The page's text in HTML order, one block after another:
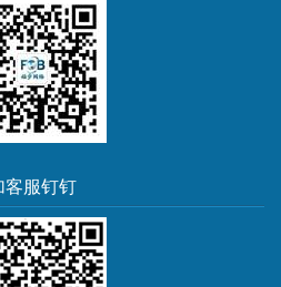
客服钉钉